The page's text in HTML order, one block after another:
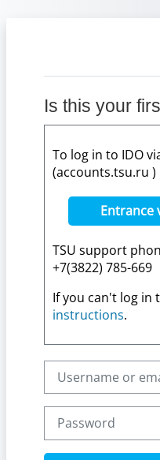
Is this your
To log in to IDO
(accounts.tsu.ru
Entrance
TSU support
+7(3822) 785-669
If you can't log in
instructions.